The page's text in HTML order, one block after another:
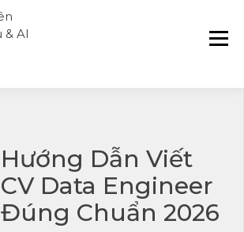
liệu & AI chuyên sâu cho ngành ngân
hàng – bảo hiểm – chứng khoán và
Hướng Dẫn Viết
CV Data Engineer
Đúng Chuẩn 2026